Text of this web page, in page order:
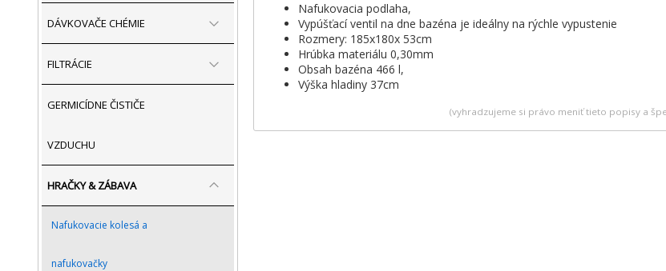
DÁVKOVAČE CHÉMIE
FILTRÁCIE
GERMICÍDNE ČISTIČE
VZDUCHU
HRAČKY & ZÁBAVA
Nafukovacie kolesá a
nafukovačky
Nafukovacia podlaha,
Vypúšťací ventil na dne bazéna je ideálny na rýchle vypustenie
Rozmery: 185x180x 53cm
Hrúbka materiálu 0,30mm
Obsah bazéna 466 l,
Výška hladiny 37cm
(vyhradzujeme si právo meniť tieto popisy a